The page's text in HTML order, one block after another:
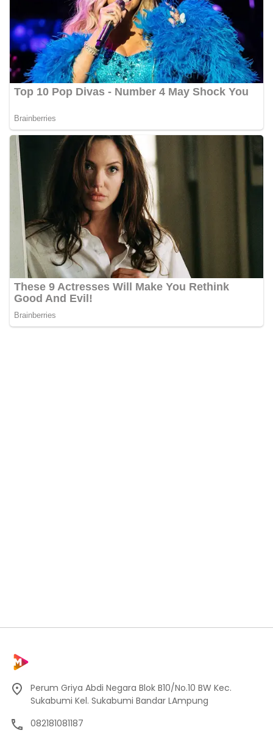
Perum Griya Abdi Negara Blok B10/No.10 BW Kec.
Sukabumi Kel. Sukabumi Bandar LAmpung
082181081187